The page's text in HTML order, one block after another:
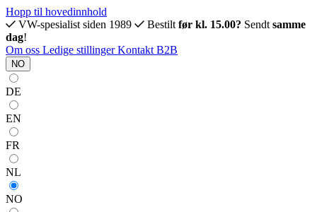
Hopp til hovedinnhold
VW-spesialist siden 1989
Bestilt før kl. 15.00? Sendt samme
dag!
Om oss Ledige stillingerKontakt B2B
NO
DE
EN
FR
NL
NO